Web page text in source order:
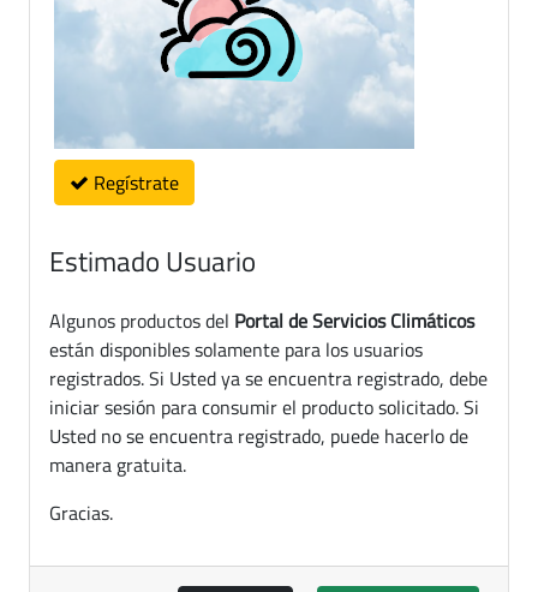
Regístrate
Estimado Usuario
Algunos productos del Portal de Servicios Climáticos
están disponibles solamente para los usuarios
registrados. Si Usted ya se encuentra registrado, debe
iniciar sesión para consumir el producto solicitado. Si
Usted no se encuentra registrado, puede hacerlo de
manera gratuita.
Gracias.